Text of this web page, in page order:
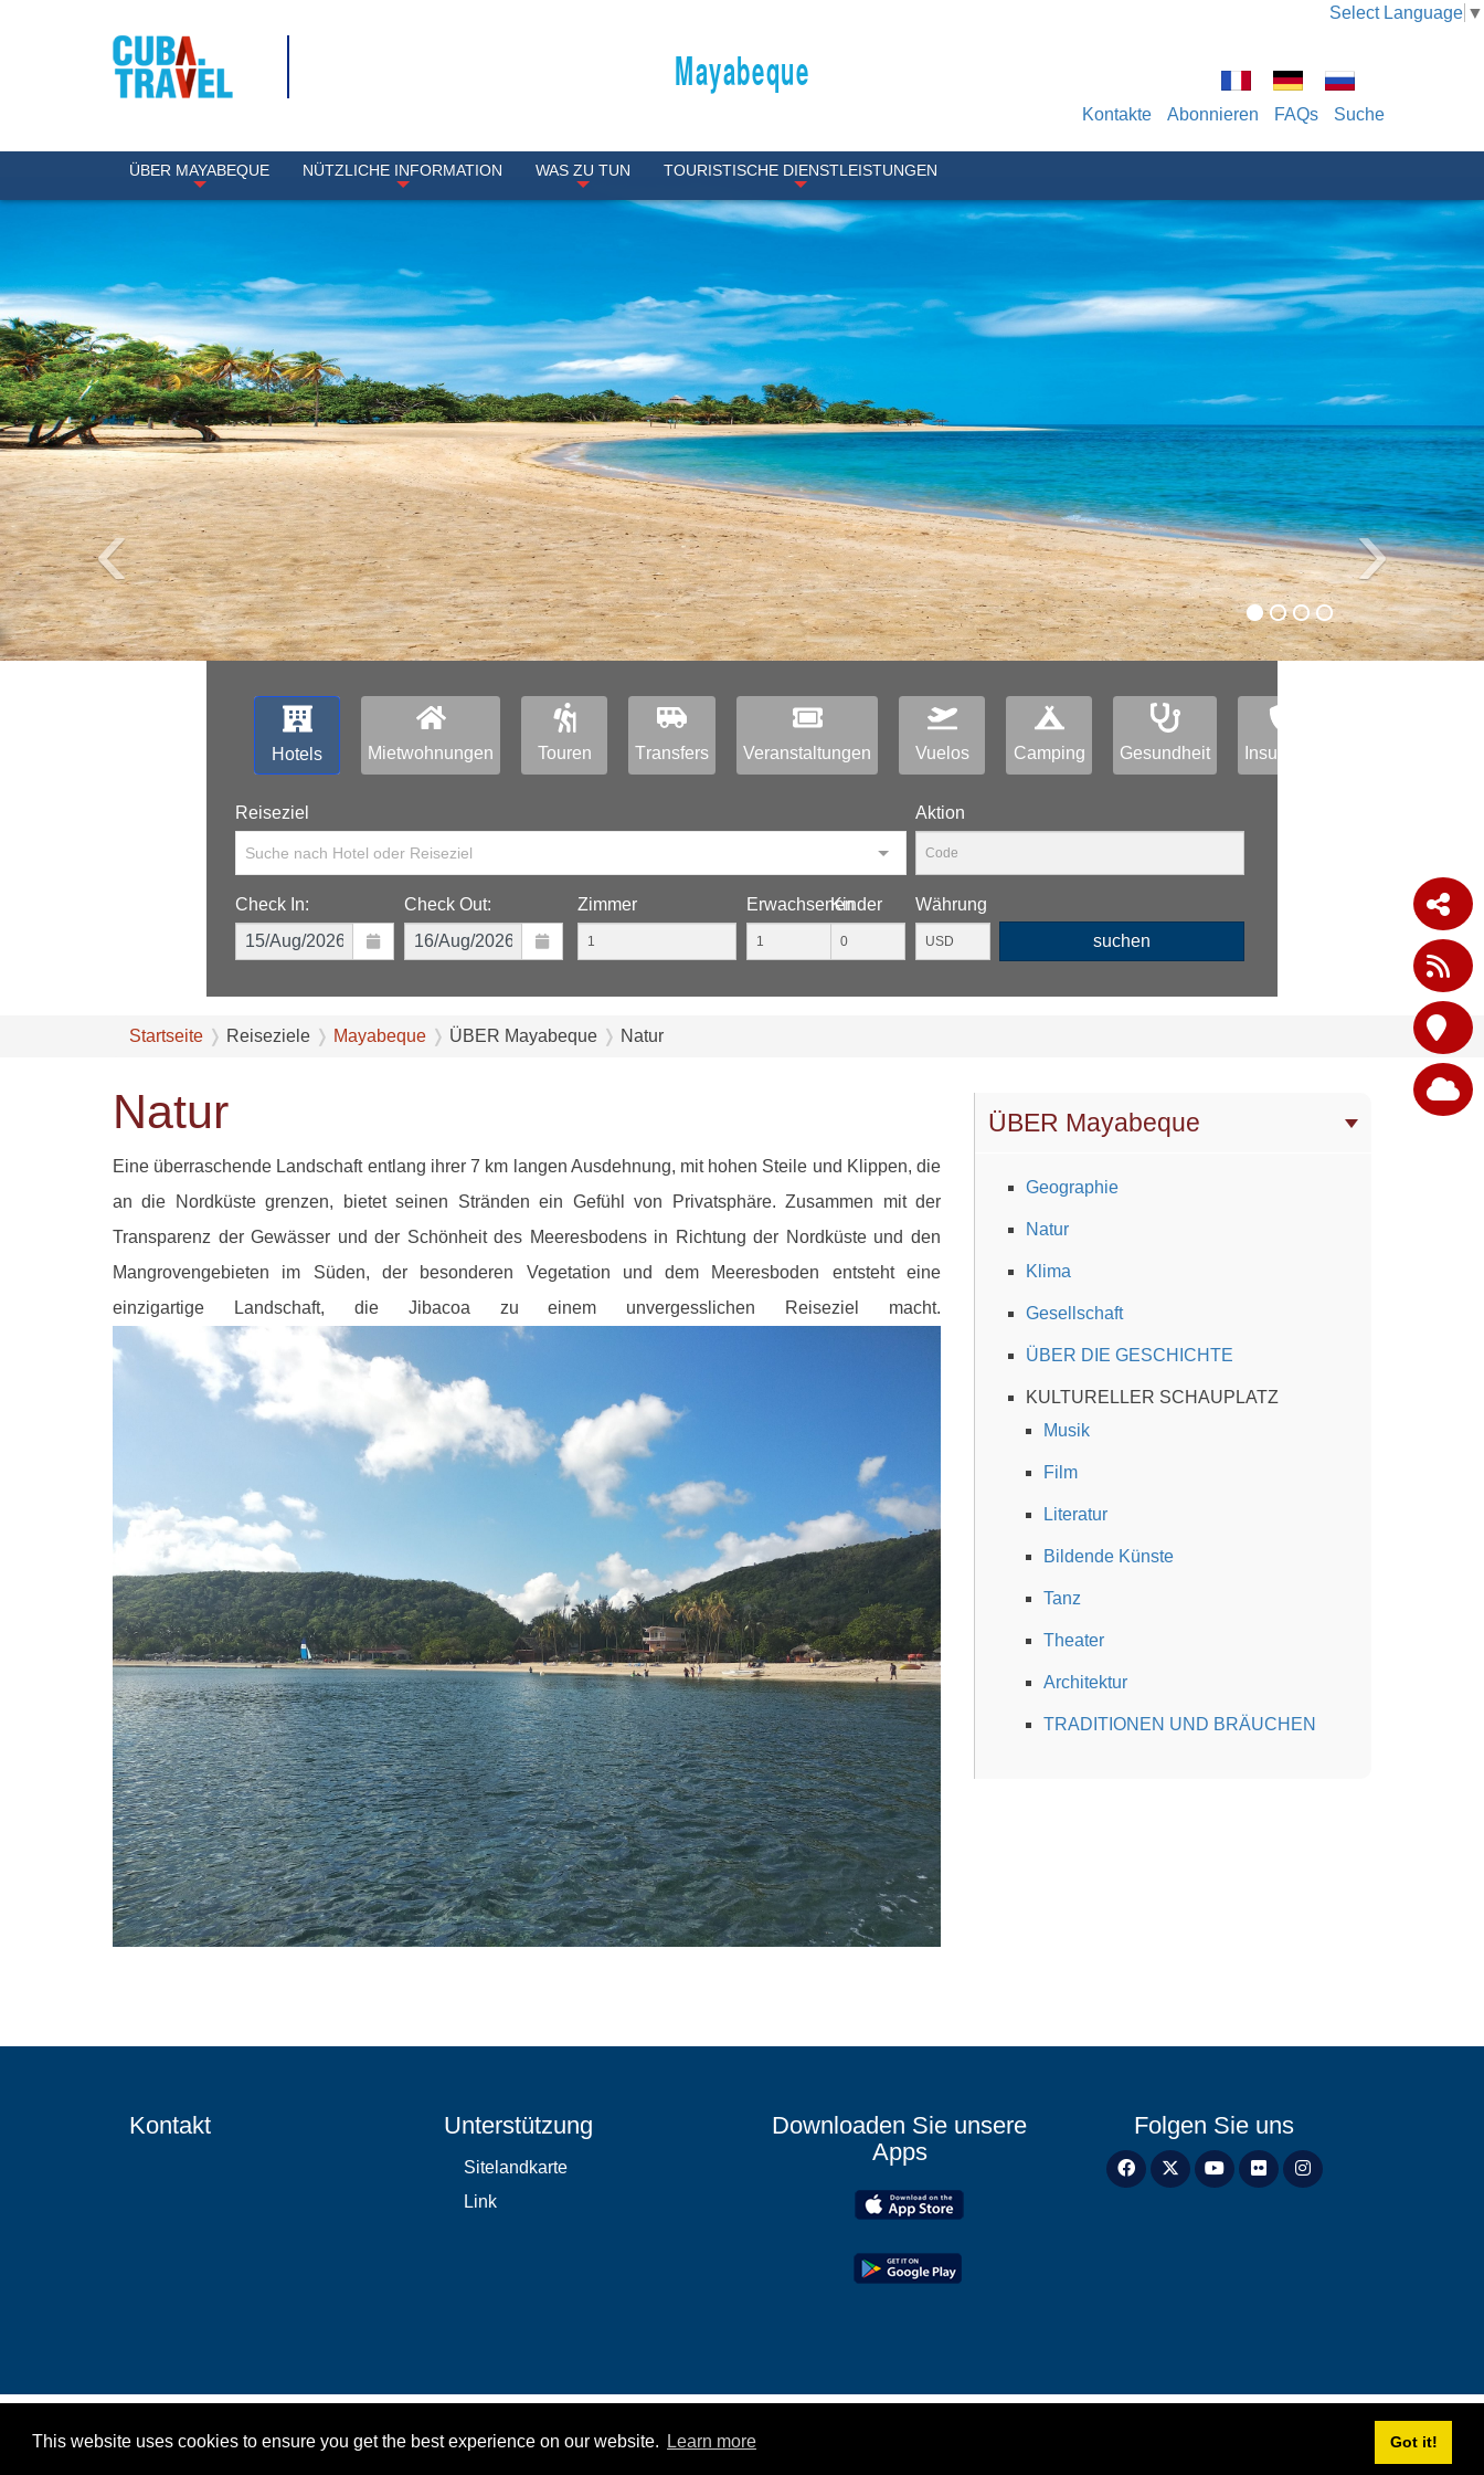
This website uses cookies to ensure you get the best experience on our website. Learn more Got it!
Select Language ▼
Mayabeque
Kontakte Abonnieren FAQs Suche
ÜBER MAYABEQUE NÜTZLICHE INFORMATION WAS ZU TUN TOURISTISCHE DIENSTLEISTUNGEN
‹ ›
Hotels Mietwohnungen Touren Тransfers Veranstaltungen Vuelos Camping Gesundheit Insurance
Reiseziel
Suche nach Hotel oder Reiseziel
Aktion
Check In: Check Out: Zimmer ErwachsenenKinder
Währung
suchen
Startseite Reiseziele Mayabeque ÜBER Mayabeque Natur
ÜBER Mayabeque
Geographie
Natur
Klima
Gesellschaft
ÜBER DIE GESCHICHTE
KULTURELLER SCHAUPLATZ
Musik
Film
Literatur
Bildende Künste
Tanz
Theater
Architektur
TRADITIONEN UND BRÄUCHEN
Natur
Eine überraschende Landschaft entlang ihrer 7 km langen Ausdehnung, mit hohen Steile und Klippen, die
an die Nordküste grenzen, bietet seinen Stränden ein Gefühl von Privatsphäre. Zusammen mit der
Transparenz der Gewässer und der Schönheit des Meeresbodens in Richtung der Nordküste und den
Mangrovengebieten im Süden, der besonderen Vegetation und dem Meeresboden entsteht eine
einzigartige Landschaft, die Jibacoa zu einem unvergesslichen Reiseziel macht.
Kontakt Unterstützung
Sitelandkarte
Link
Downloaden Sie unsere
Apps
Folgen Sie uns